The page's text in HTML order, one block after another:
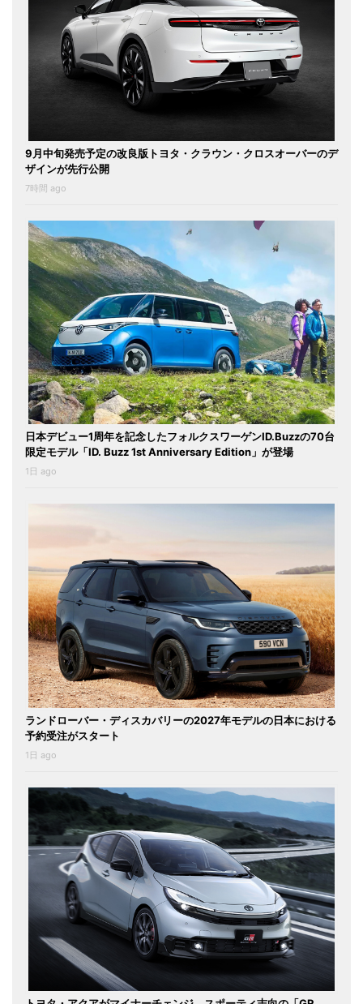
9月中旬発売予定の改良版トヨタ・クラウン・クロスオーバーのデ
ザインが先行公開
7時間 ago
日本デビュー1周年を記念したフォルクスワーゲンID.Buzzの70台
限定モデル「ID. Buzz 1st Anniversary Edition」が登場
1日 ago
ランドローバー・ディスカバリーの2027年モデルの日本における
予約受注がスタート
1日 ago